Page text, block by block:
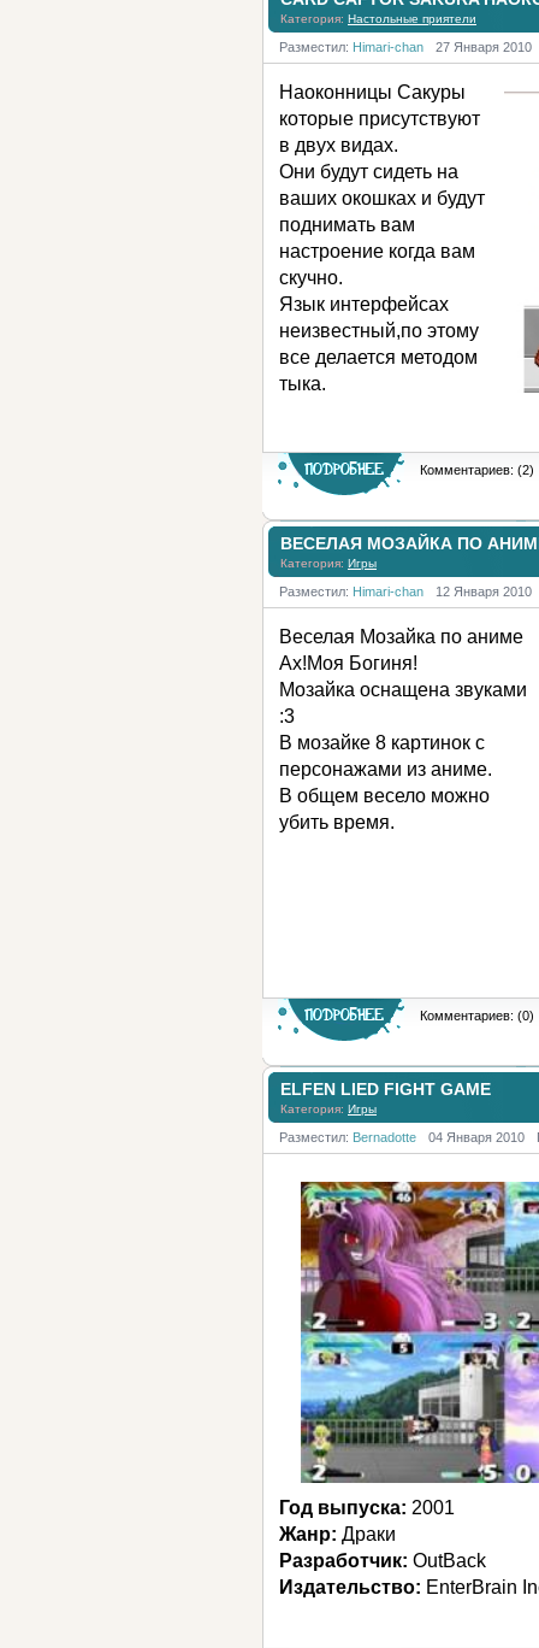
Категория: Настольные приятели
Разместил: Himari-chan 27 Января 2010
Наоконницы Сакуры
которые присутствуют
в двух видах.
Они будут сидеть на
ваших окошках и будут
поднимать вам
настроение когда вам
скучно.
Язык интерфейсах
неизвестный,по этому
все делается методом
тыка.
Комментариев: (2)
ВЕСЕЛАЯ МОЗАЙКА ПО АНИМЕ
Категория: Игры
Разместил: Himari-chan 12 Января 2010
Веселая Мозайка по аниме
Ах!Моя Богиня!
Мозайка оснащена звуками
:3
В мозайке 8 картинок с
персонажами из аниме.
В общем весело можно
убить время.
Комментариев: (0)
ELFEN LIED FIGHT GAME
Категория: Игры
Разместил: Bernadotte 04 Января 2010
Год выпуска: 2001
Жанр: Драки
Разработчик: OutBack
Издательство: EnterBrain